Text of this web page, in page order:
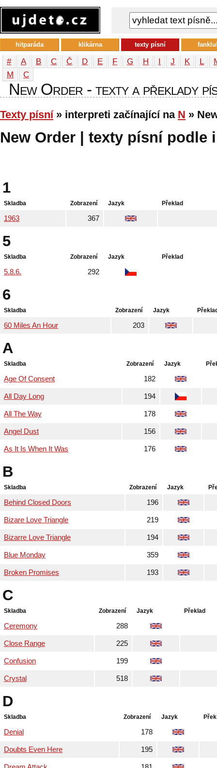
# A B C Č D E F G H I J K L
М
С
New Order - texty a překlady
Texty písní» interpreti začínající na N »
New Order | texty písní podle
1
Skladba Zobrazení Jazyk Překlad
1963 367
5
Skladba Zobrazení Jazyk Překlad
5.8.6. 292
6
Skladba Zobrazení Jazyk
60 Miles An Hour 203
A
Skladba Zobrazení Jazyk
Age Of Consent 182
All Day Long 194
All The Way 178
Angel Dust 156
As It Is When It Was 176
B
Skladba Zobrazení Jazyk
Behind Closed Doors 196
Bizare Love Triangle 219
Bizarre Love Triangle 194
Blue Monday 359
Broken Promises 193
C
Skladba Zobrazení Jazyk Překlad
Ceremony 288
Close Range 225
Confusion 199
Crystal 518
D
Skladba Zobrazení Jazyk
Denial 178
Doubts Even Here 195
hitparáda klikárna texty písní